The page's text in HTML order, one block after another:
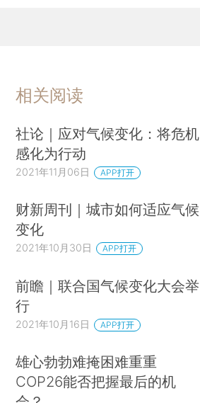
相关阅读
社论｜应对气候变化：将危机
感化为行动
2021年11月06日 APP打开
财新周刊｜城市如何适应气候
变化
2021年10月30日 APP打开
前瞻｜联合国气候变化大会举
行
2021年10月16日 APP打开
雄心勃勃难掩困难重重
COP26能否把握最后的机